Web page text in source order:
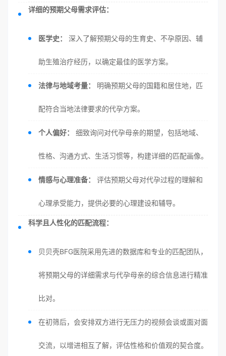
详细的预期父母需求评估：
医学史： 深入了解预期父母的生育史、不孕原因、辅
助生殖治疗经历，以确定最佳的医学方案。
法律与地域考量： 明确预期父母的国籍和居住地，匹
配符合当地法律要求的代孕方案。
个人偏好： 细致询问对代孕母亲的期望，包括地域、
性格、沟通方式、生活习惯等，构建详细的匹配画像。
情感与心理准备： 评估预期父母对代孕过程的理解和
心理承受能力，提供必要的心理建设和辅导。
科学且人性化的匹配流程：
贝贝壳BFG医院采用先进的数据库和专业的匹配团队，
将预期父母的详细需求与代孕母亲的综合信息进行精准
比对。
在初筛后，会安排双方进行无压力的视频会谈或面对面
交流，以增进相互了解，评估性格和价值观的契合度。